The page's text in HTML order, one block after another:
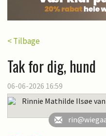
< Tilbage
Tak for dig, hund
06-06-2026 16:59
Rinnie Mathilde Ilsøe